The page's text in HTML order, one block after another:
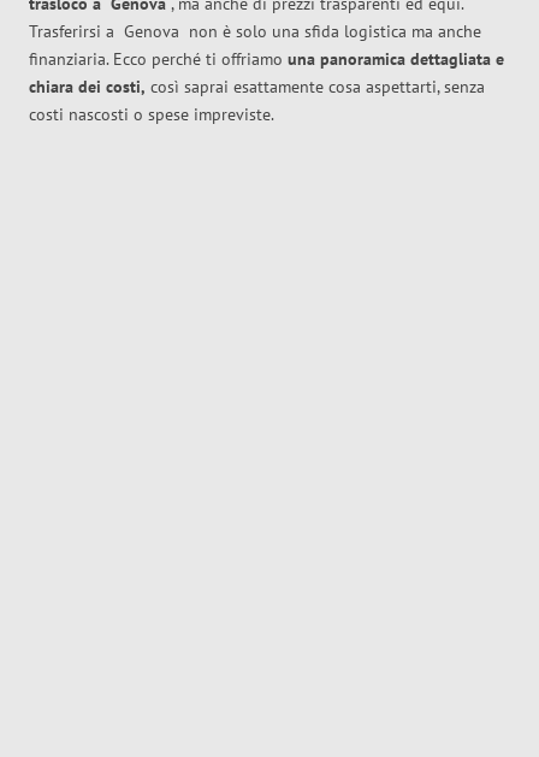
Trasferirsi a Genova non è solo una sfida logistica ma anche
finanziaria. Ecco perché ti offriamo una panoramica dettagliata e
chiara dei costi, così saprai esattamente cosa aspettarti, senza
costi nascosti o spese impreviste.